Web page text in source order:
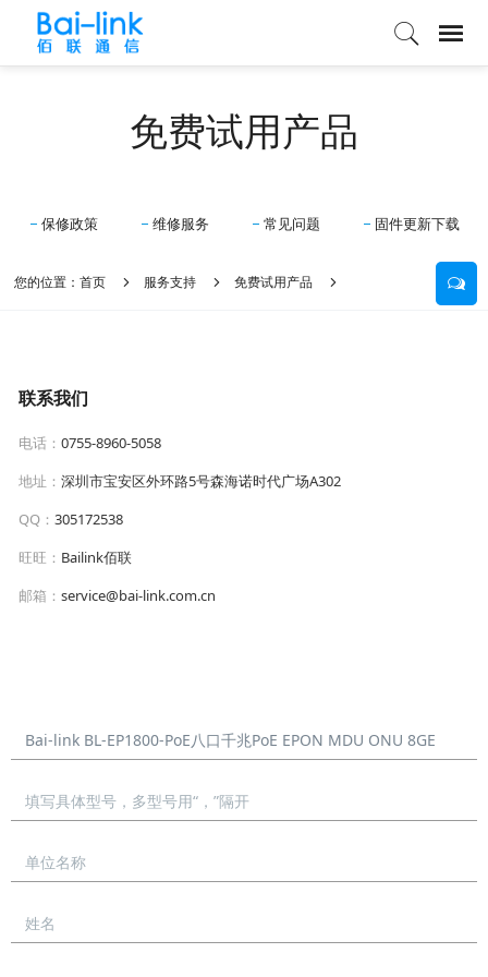
免费试用产品
保修政策 维修服务 常见问题 固件更新下载
您的位置：首页 服务支持 免费试用产品
联系我们
电话：0755-8960-5058
地址：深圳市宝安区外环路5号森海诺时代广场A302
QQ：305172538
旺旺： Bailink佰联
邮箱：service@bai-link.com.cn